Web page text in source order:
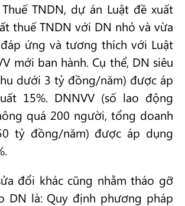
TNDN, dự án Luật đề xuất
thuế TNDN với DN nhỏ và vừa
ứng và tương thích với Luật
mới ban hành. Cụ thể, DN siêu
dưới 3 tỷ đồng/năm) được áp
15%. DNNVV (số lao động
quá 200 người, tổng doanh
tỷ đồng/năm) được áp dụng
đổi khác cũng nhằm tháo gỡ
DN là: Quy định phương pháp